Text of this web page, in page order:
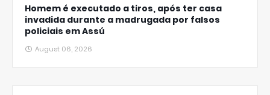
Homem é executado a tiros, após ter casa
invadida durante a madrugada por falsos
policiais em Assú
August 06, 2026